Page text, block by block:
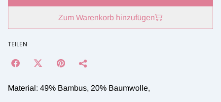
Zum Warenkorb hinzufügen
TEILEN
Material: 49% Bambus, 20% Baumwolle,